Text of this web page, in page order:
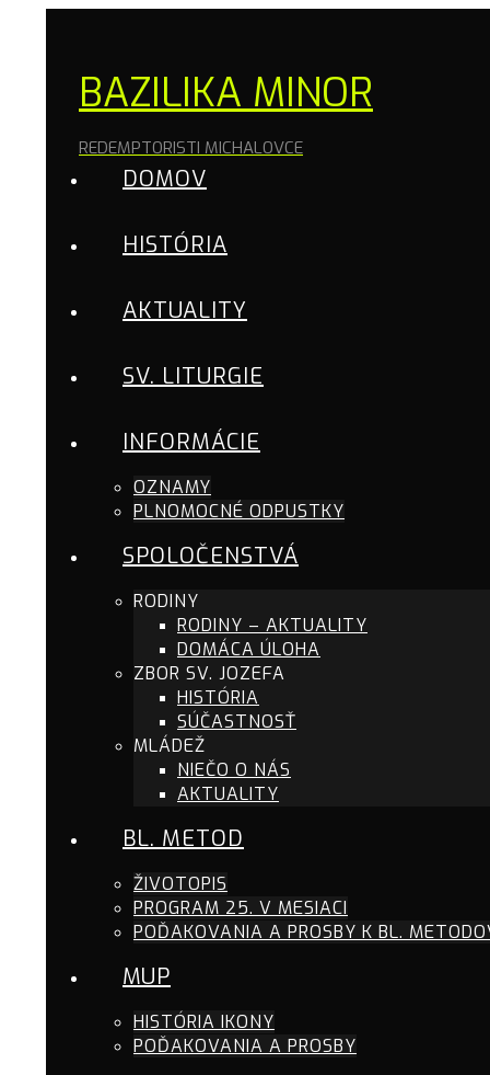
BAZILIKA MINOR
REDEMPTORISTI MICHALOVCE
DOMOV
HISTÓRIA
AKTUALITY
SV. LITURGIE
INFORMÁCIE
OZNAMY
PLNOMOCNÉ ODPUSTKY
SPOLOČENSTVÁ
RODINY
RODINY – AKTUALITY
DOMÁCA ÚLOHA
ZBOR SV. JOZEFA
HISTÓRIA
SÚČASTNOSŤ
MLÁDEŽ
NIEČO O NÁS
AKTUALITY
BL. METOD
ŽIVOTOPIS
PROGRAM 25. V MESIACI
POĎAKOVANIA A PROSBY K BL.
MUP
HISTÓRIA IKONY
POĎAKOVANIA A PROSBY